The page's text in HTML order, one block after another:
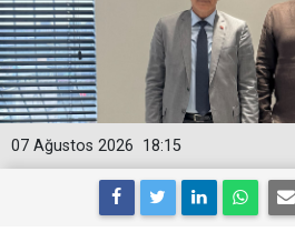
18:15
07 Ağustos 2026